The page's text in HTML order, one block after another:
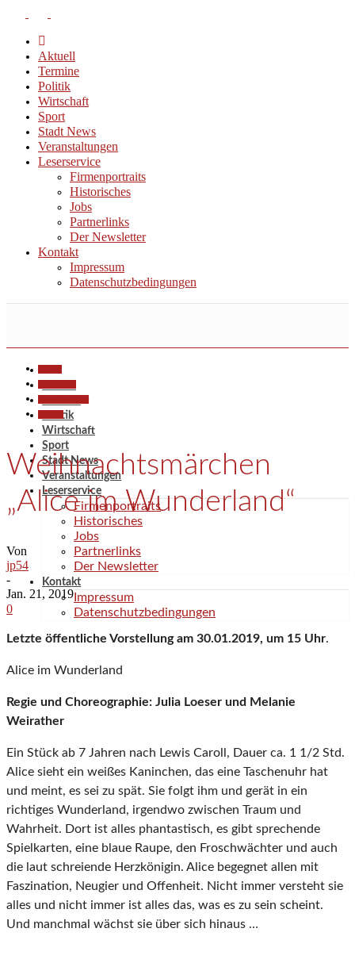
Aktuell
Termine
Politik
Wirtschaft
Sport
Stadt News
Veranstaltungen
Leserservice
Firmenportraits
Historisches
Jobs
Partnerlinks
Der Newsletter
Kontakt
Impressum
Datenschutzbedingungen
Politik
Wirtschaft
Sport
Stadt News
Veranstaltungen
Leserservice
Firmenportraits
Historisches
Jobs
Partnerlinks
Der Newsletter
Kontakt
Impressum
Datenschutzbedingungen
Weihnachtsmärchen
„Alice im Wunderland“
Von
jp54
-
Jan. 21, 2019
0
Letzte öffentliche Vorstellung am 30.01.2019, um 15 Uhr.
Alice im Wunderland
Regie und Choreographie: Julia Loeser und Melanie
Weirather
Ein Stück ab 7 Jahren nach Lewis Caroll, Dauer ca. 1 1/2 Std.
Alice sieht ein weißes Kaninchen, das eine Taschenuhr hat
und meint, es sei zu spät. Sie folgt ihm und gerät in ein
richtiges Wunderland, irgendwo zwischen Traum und
Wahrheit. Dort ist alles phantastisch, es gibt sprechende
Spielkarten, eine blaue Raupe, den Froschwächter und auch
die laut schreiende Herzkönigin. Alice begegnet allen mit
Faszination, Neugier und Offenheit. Nicht immer versteht sie
alles und nicht immer ist alles das, was es zu sein scheint.
Und manchmal wächst sie über sich hinaus …